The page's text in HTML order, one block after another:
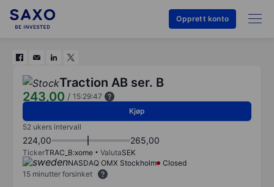
Opprett konto
Traction AB ser. B
243,00 / 15:29:47
Kjøp
52 ukers intervall
224,00 265,00
TickerTRAC_B:xome ValutaSEK
NASDAQ OMX Stockholm
Closed
15 minutter forsinket